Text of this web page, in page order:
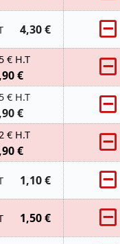
4,30 €
€ H.T
€
€ H.T
€
€ H.T
€
1,10 €
1,50 €